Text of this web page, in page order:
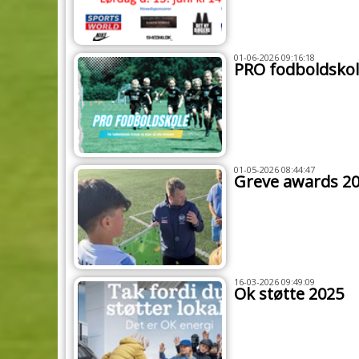
01-06-2026 09:16:18
PRO
01-05-2026 08:44:47
Greve awards
16-03-2026 09:49:09
Ok støtte 2025